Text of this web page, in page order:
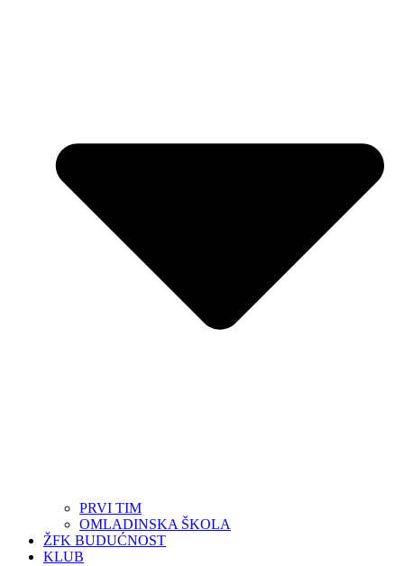
PRVI TIM
OMLADINSKA ŠKOLA
ŽFK BUDUĆNOST
KLUB